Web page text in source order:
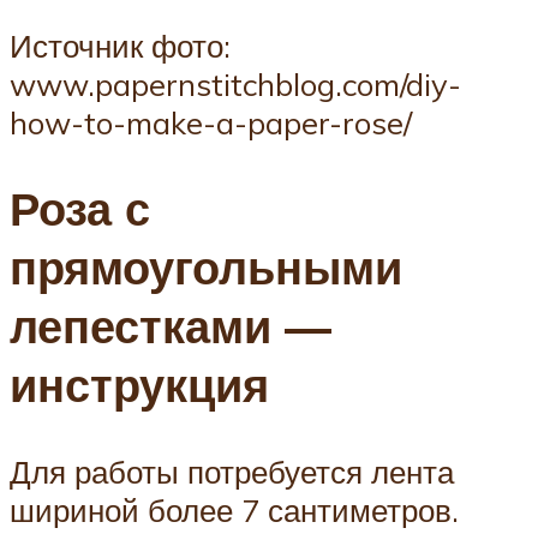
Источник фото:
www.papernstitchblog.com/diy-
how-to-make-a-paper-rose/
Роза с
прямоугольными
лепестками —
инструкция
Для работы потребуется лента
шириной более 7 сантиметров.